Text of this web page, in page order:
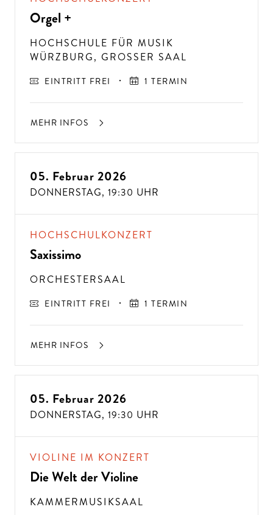
Orgel +
HOCHSCHULE FÜR MUSIK
WÜRZBURG, GROSSER SAAL
EINTRITT FREI 1 TERMIN
MEHR INFOS
05. Februar 2026
DONNERSTAG, 19:30 UHR
HOCHSCHULKONZERT
Saxissimo
ORCHESTERSAAL
EINTRITT FREI 1 TERMIN
MEHR INFOS
05. Februar 2026
DONNERSTAG, 19:30 UHR
VIOLINE IM KONZERT
Die Welt der Violine
KAMMERMUSIKSAAL